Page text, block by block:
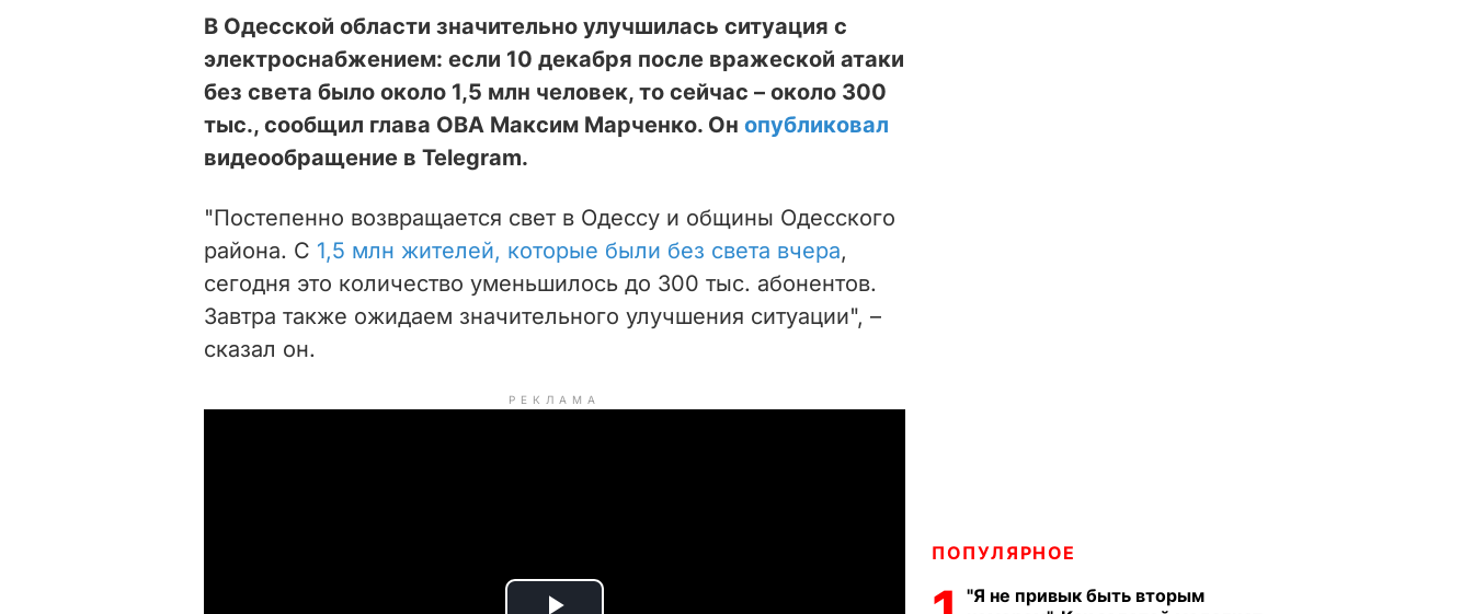
В Одесской области значительно улучшилась ситуация с
электроснабжением: если 10 декабря после вражеской атаки
без света было около 1,5 млн человек, то сейчас – около 300
тыс., сообщил глава ОВА Максим Марченко. Он опубликовал
видеообращение в Telegram.
"Постепенно возвращается свет в Одессу и общины Одесского
района. С 1,5 млн жителей, которые были без света вчера,
сегодня это количество уменьшилось до 300 тыс. абонентов.
Завтра также ожидаем значительного улучшения ситуации", –
сказал он.
РЕКЛАМА
ПОПУЛЯРНОЕ
"Я не привык быть вторым